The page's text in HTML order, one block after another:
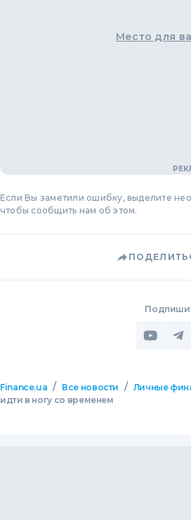
Место для
Если Вы заметили ошибку, выделите
чтобы сообщить нам об этом.
Finance.ua / Все новости / Личные
идти в ногу со временем